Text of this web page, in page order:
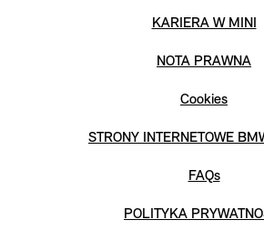
KARIERA W MINI
NOTA PRAWNA
Cookies
STRONY INTERNETOWE
FAQs
POLITYKA